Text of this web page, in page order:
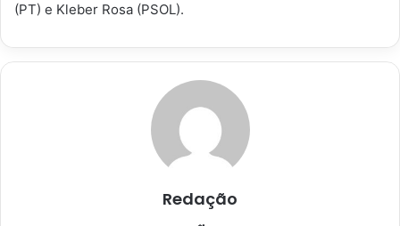
(PT) e Kleber Rosa (PSOL).
Redação